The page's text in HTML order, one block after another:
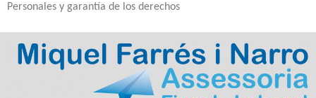
Personales y garantía de los derechos